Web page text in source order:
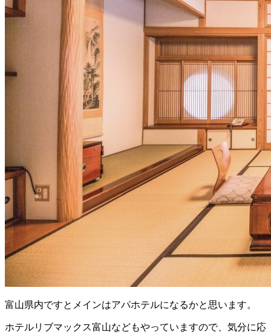
富山県内ですとメインはアパホテルになるかと思います。
ホテルリブマックス富山などもやっていますので、気分に応